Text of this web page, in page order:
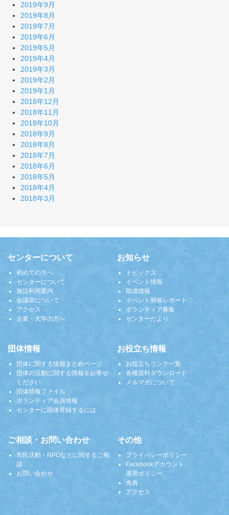
2019年9月
2019年8月
2019年7月
2019年6月
2019年5月
2019年4月
2019年3月
2019年2月
2019年1月
2018年12月
2018年11月
2018年10月
2018年9月
2018年8月
2018年7月
2018年6月
2018年5月
2018年4月
2018年3月
センターについて
初めての方へ
センターについて
施設利用案内
会議室について
アクセス
企業・大学の方へ
お知らせ
トピックス
イベント情報
助成情報
イベント開催レポート
ボランティア募集
センターだより
団体情報
団体に関する情報まとめページ
団体の活動に関する情報をお寄せ
ください
団体情報ファイル
ボランティア会員情報
センターに団体登録するには
お役立ち情報
お役立ちリンク一覧
各種資料ダウンロード
メルマガについて
ご相談・お問い合わせ
市民活動・NPOなどに関するご相
談
お問い合わせ
その他
プライバシーポリシー
Facebookアカウント
運用ポリシー
免責
アクセス